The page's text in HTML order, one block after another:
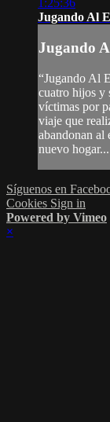
Jugando Al
Jugando
“Jugando Al
cuatro hijos y
víctimas por
viaje que
abandonan al
nuevo
Síguenos en
Cookies Sign in
Powered by Vimeo
×